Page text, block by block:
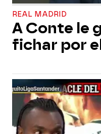
REAL MADRID
A Conte le
fichar por